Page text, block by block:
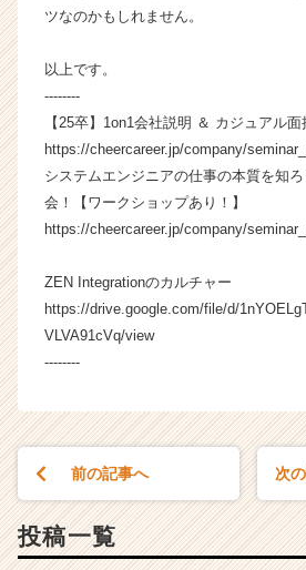
ウ
就
活
サ
イ
ト
キ
ャ
C
ツなのかもしれません。
以上です。
--------
【25卒】1on1会社説明 ＆ カジュアル面
https://cheercareer.jp/company/
システムエンジニアの仕事の本質を知
会！【ワークショップあり！】
https://cheercareer.jp/company/
ZEN Integrationのカルチャー
https://drive.google.com/file/d/
VLVA91cVq/view
--------
前の記事へ 次
投稿一覧